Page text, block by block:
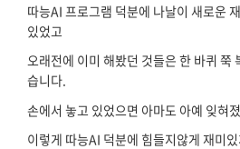
따능AI 프로그램 덕분에 나날이 새로운
있었고
오래전에 이미 해봤던 것들은 한 바퀴 쭉
습니다.
손에서 놓고 있었으면 아마도 아예 잊혀
이렇게 따능AI 덕분에 힘들지않게 재미